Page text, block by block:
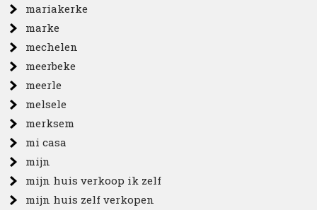
mariakerke
marke
mechelen
meerbeke
meerle
melsele
merksem
mi casa
mijn
mijn huis verkoop ik zelf
mijn huis zelf verkopen